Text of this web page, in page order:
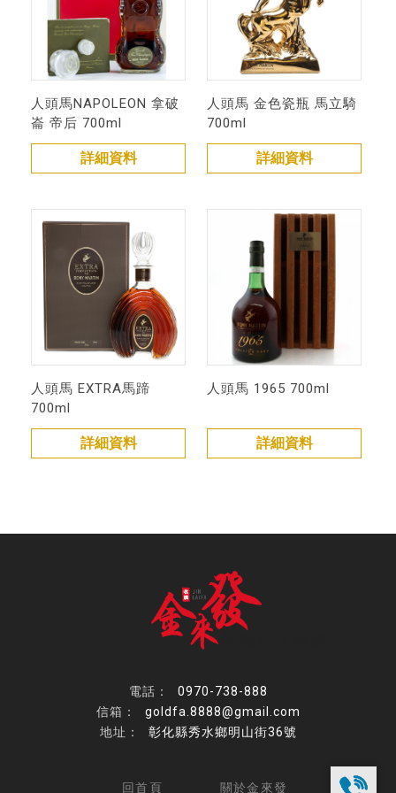
人頭馬NAPOLEON 拿破
崙 帝后 700ml
詳細資料
人頭馬 金色瓷瓶 馬立騎
700ml
詳細資料
人頭馬 EXTRA馬蹄
700ml
詳細資料
人頭馬 1965 700ml
詳細資料
0970-738-888
goldfa.8888@gmail.com
彰化縣秀水鄉明山街36號
回首頁 關於金來發